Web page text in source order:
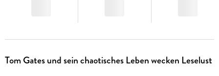
Tom Gates und sein chaotisches Leben wecken Leselust